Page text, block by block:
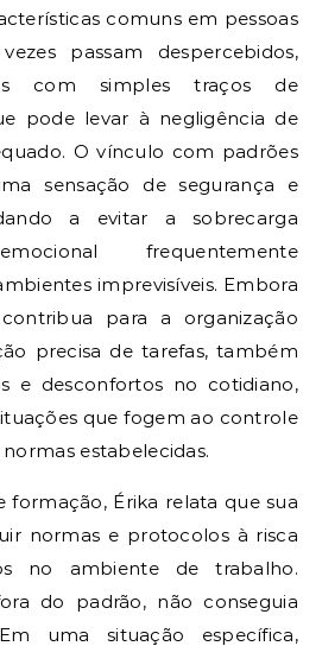
comuns em pessoas
passam despercebidos,
com simples traços de
pode levar à negligência de
O vínculo com padrões
sensação de segurança e
a evitar a sobrecarga
frequentemente
imprevisíveis. Embora
para a organização
precisa de tarefas, também
e desconfortos no cotidiano,
que fogem ao controle
estabelecidas.
formação, Érika relata que sua
normas e protocolos à risca
no ambiente de trabalho.
do padrão, não conseguia
uma situação específica,